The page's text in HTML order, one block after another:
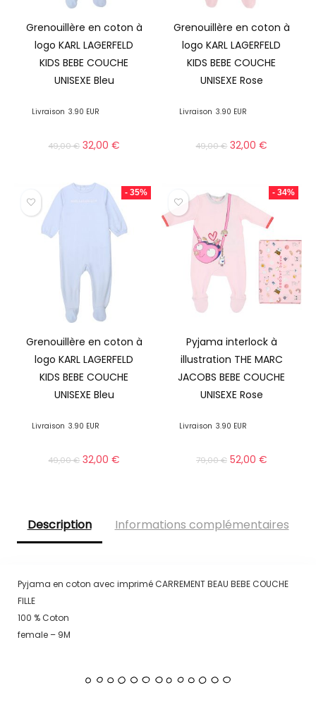
Grenouillère en coton à
logo KARL LAGERFELD
KIDS BEBE COUCHE
UNISEXE Bleu
Livraison 3.90 EUR
49,00€ 32,00€
Grenouillère en coton à
logo KARL LAGERFELD
KIDS BEBE COUCHE
UNISEXE Rose
Livraison 3.90 EUR
49,00€ 32,00€
- 35%
Grenouillère en coton à
logo KARL LAGERFELD
KIDS BEBE COUCHE
UNISEXE Bleu
Livraison 3.90 EUR
49,00€ 32,00€
- 34%
Pyjama interlock à
illustration THE MARC
JACOBS BEBE COUCHE
UNISEXE Rose
Livraison 3.90 EUR
79,00€ 52,00 €
Description Informations complémentaires
Pyjama en coton avec imprimé CARREMENT BEAU BEBE COUCHE
FILLE
100 % Coton
female – 9M